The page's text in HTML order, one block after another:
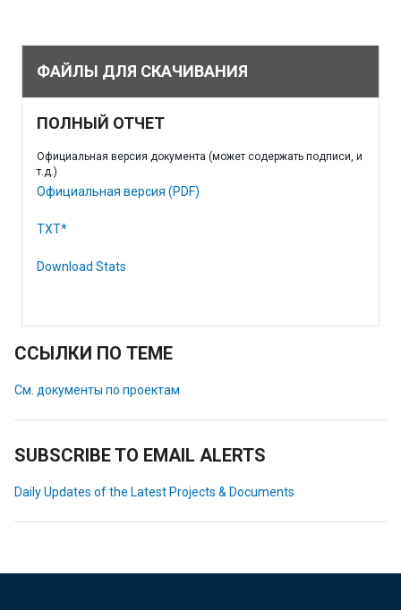
ФАЙЛЫ ДЛЯ СКАЧИВАНИЯ
ПОЛНЫЙ ОТЧЕТ
Официальная версия документа (может содержать подписи, и
т.д.)
Официальная версия (PDF)
TXT*
Download Stats
ССЫЛКИ ПО ТЕМЕ
См. документы по проектам
SUBSCRIBE TO EMAIL ALERTS
Daily Updates of the Latest Projects & Documents